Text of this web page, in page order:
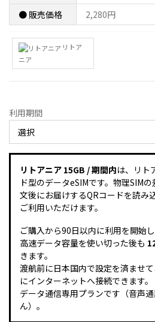
● 販売価格 2,280円
リトア
ニア
利用期間
リトアニア 15GB / 期間内は、リト
ド型のデータeSIMです。物理SIM
文後にお届けするQRコードを読み
ご利用いただけます。
ご購入から90日以内に利用を開始し
高速データ容量を使い切った後も
きます。
渡航前に日本国内で設定を済ませ
にインターネットへ接続できます。
データ通信専用プランです（音声
ん）。